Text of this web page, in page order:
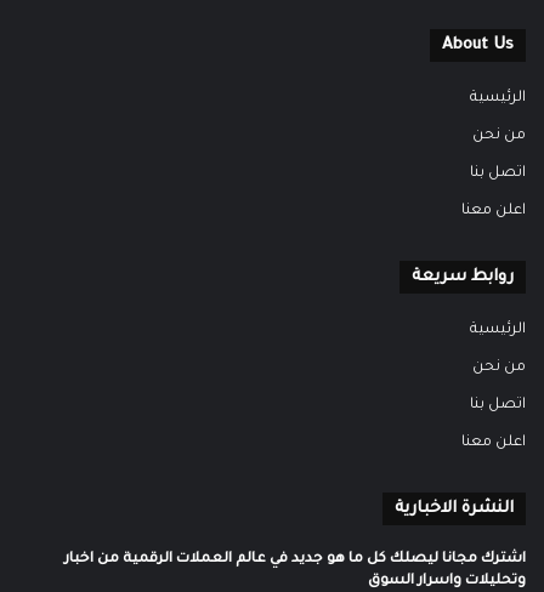
About Us
الرئيسية
من نحن
اتصل بنا
اعلن معنا
روابط سريعة
الرئيسية
من نحن
اتصل بنا
اعلن معنا
النشرة الاخبارية
اشترك مجانا ليصلك كل ما هو جديد في عالم العملات الرقمية من اخبار
وتحليلات واسرار السوق